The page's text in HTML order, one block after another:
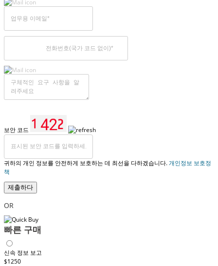
보안 코드
귀하의 개인 정보를 안전하게 보호하는 데 최선을 다하겠습니다.개인정보 보호정
책
제출하다
OR
빠른 구매
신속 정보 보고
$1250